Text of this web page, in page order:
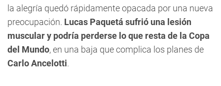
la alegría quedó rápidamente opacada por una nueva
preocupación. Lucas Paquetá sufrió una lesión
muscular y podría perderse lo que resta de la Copa
del Mundo, en una baja que complica los planes de
Carlo Ancelotti.